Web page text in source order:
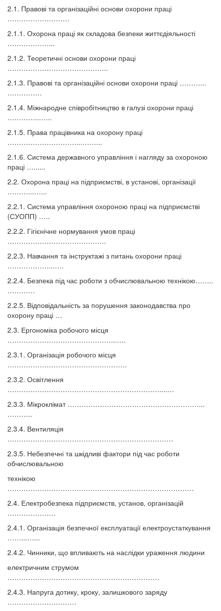
2.1. Правові та організаційні основи охорони праці
………………………
2.1.1. Охорона праці як складова безпеки життєдіяльності
………………...
2.1.2. Теоретичні основи охорони праці
……………………………………..
2.1.3. Правові та організаційні основи охорони праці ………...
……………
2.1.4. Міжнародне співробітництво в галузі охорони праці
…………...…..
2.1.5. Права працівника на охорону праці
…………………………...……...
2.1.6. Система державного управління і нагляду за охороною
праці …......
2.2. Охорона праці на підприємстві, в установі, організації
………...…...
2.2.1. Система управління охороною праці на підприємстві
(СУОПП) …..
2.2.2. Гігієнічне нормування умов праці
…………………………………….
2.2.3. Навчання та інструктажі з питань охорони праці
………………...….
2.2.4. Безпека під час роботи з обчислювальною технікою……..
…………
2.2.5. Відповідальність за порушення законодавства про
охорону праці …
2.3. Ергономіка робочого місця
………………………………………...….
2.3.1. Організація робочого місця
…………………………………………….
2.3.2. Освітлення
…………………………………………………………....…
2.3.3. Мікроклімат …………………………………………………...
………..
2.3.4. Вентиляція
………………………………………………………………
2.3.5. Небезпечні та шкідливі фактори під час роботи
обчислювальною
технікою
………………………………………………………………………
2.4. Електробезпека підприємств, установ, організацій
…………………
2.4.1. Організація безпечної експлуатації електроустаткування
……...…...
2.4.2. Чинники, що впливають на наслідки ураження людини
електричним струмом
…………………………………………………………
2.4.3. Напруга дотику, кроку, залишкового заряду
…………………………